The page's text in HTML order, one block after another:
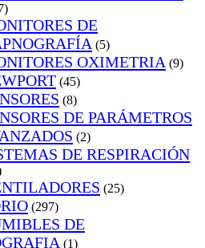
DE
(5)
OXIMETRIA (9)
(45)
(8)
DE PARÁMETROS
(2)
DE RESPIRACIÓN
(25)
(297)
DE
(1)